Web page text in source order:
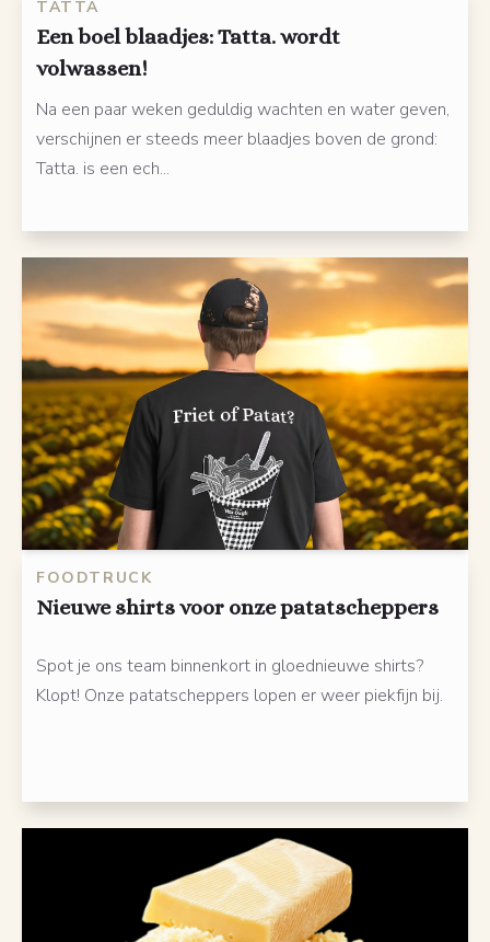
TATTA
Een boel blaadjes: Tatta. wordt
volwassen!
Na een paar weken geduldig wachten en water geven,
verschijnen er steeds meer blaadjes boven de grond:
Tatta. is een ech...
FOODTRUCK
Nieuwe shirts voor onze patatscheppers
Spot je ons team binnenkort in gloednieuwe shirts?
Klopt! Onze patatscheppers lopen er weer piekfijn bij.